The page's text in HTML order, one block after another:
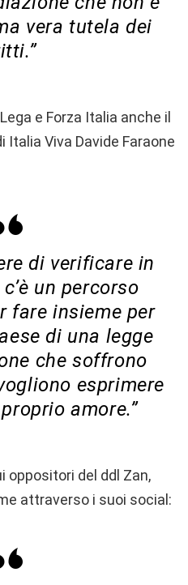
vera tutela dei
e Forza Italia anche il
Viva Davide Faraone
di verificare in
un percorso
fare insieme per
di una legge
che soffrono
esprimere
amore.”
oppositori del ddl Zan,
attraverso i suoi social: